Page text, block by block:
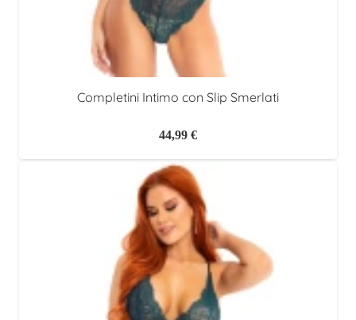
Completini Intimo con Slip Smerlati
44,99 €